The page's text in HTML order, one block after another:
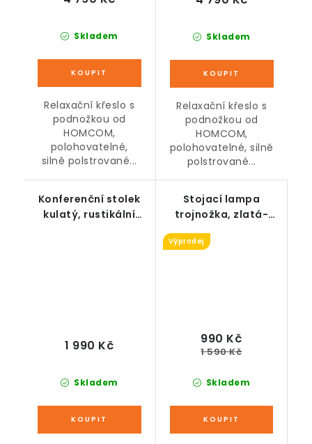
Skladem
Relaxační křeslo s
podnožkou od
HOMCOM,
polohovatelné,
silně polstrované...
Skladem
Relaxační křeslo s
podnožkou od
HOMCOM,
polohovatelné, silně
polstrované...
Konferenční stolek
kulatý, rustikální
Skladem
1 990 Kč
Stojací lampa
trojnožka, zlatá-
Výprodej
Skladem
990 Kč
1 590 Kč